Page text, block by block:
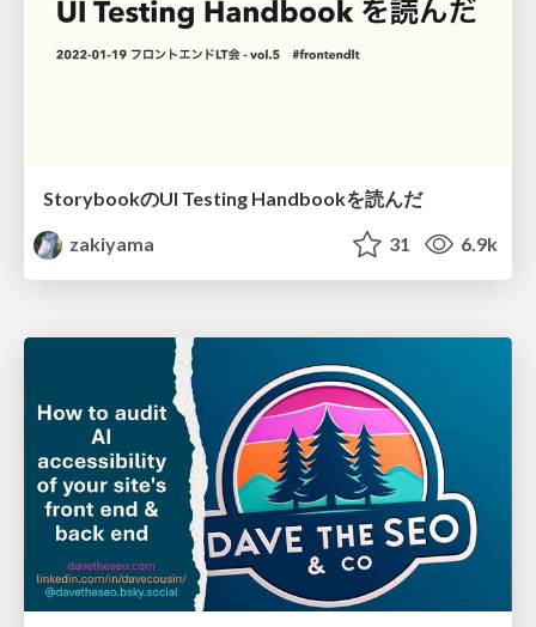
StorybookのUI Testing Handbookを読んだ
zakiyama
31 6.9k